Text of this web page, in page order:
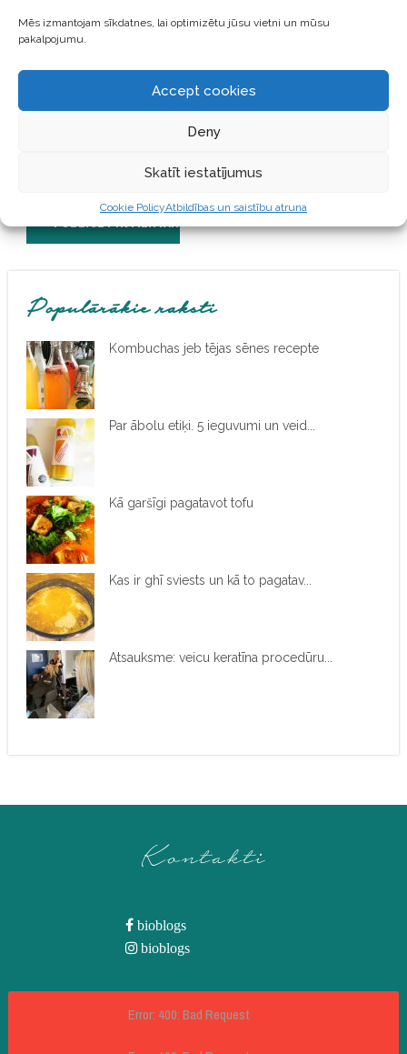
Mēs izmantojam sīkdatnes, lai optimizētu jūsu vietni un mūsu
pakalpojumu.
Accept cookies
Deny
Skatīt iestatījumus
Cookie PolicyAtbildības un saistību atruna
SAGLABĀJIET MANU VĀRDU,
Populārākie raksti
Kombuchas jeb tējas sēnes recepte
Par ābolu etiķi. 5 ieguvumi un veid...
Kā garšīgi pagatavot tofu
Kas ir ghī sviests un kā to pagatav...
Atsauksme: veicu keratīna procedūru...
Kontakti
bioblogs
bioblogs
Error: 400: Bad Request